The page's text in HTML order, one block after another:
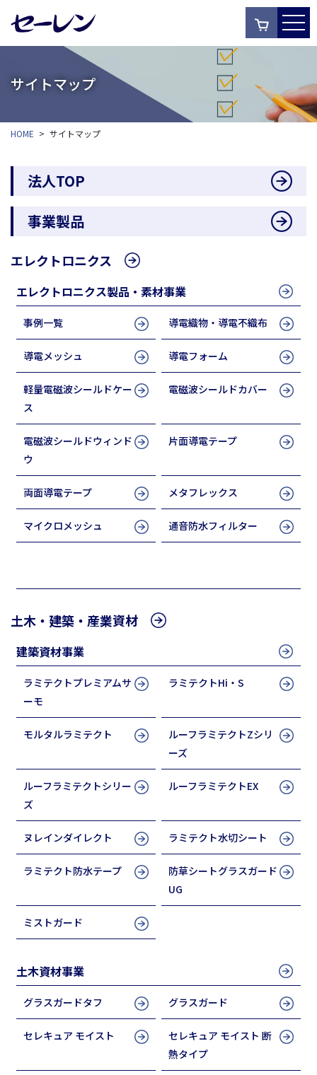
サイトマップ
HOME > サイトマップ
法人TOP
事業製品
エレクトロニクス
エレクトロニクス製品・素材事業
事例一覧 導電織物・導電不織布
導電メッシュ 導電フォーム
軽量電磁波シールドケー
ス
電磁波シールドカバー
電磁波シールドウィンド
ウ
片面導電テープ
両面導電テープ メタフレックス
マイクロメッシュ 通音防水フィルター
土木・建築・産業資材
建築資材事業
ラミテクトプレミアムサ
ーモ
ラミテクトHi・S
モルタルラミテクト
ルーフラミテクトZシリ
ーズ
ルーフラミテクトシリー
ズ
ルーフラミテクトEX
ヌレインダイレクト ラミテクト水切シート
ラミテクト防水テープ
防草シートグラスガード
UG
ミストガード
土木資材事業
グラスガードタフ グラスガード
セレキュア モイスト
セレキュア モイスト 断
熱タイプ